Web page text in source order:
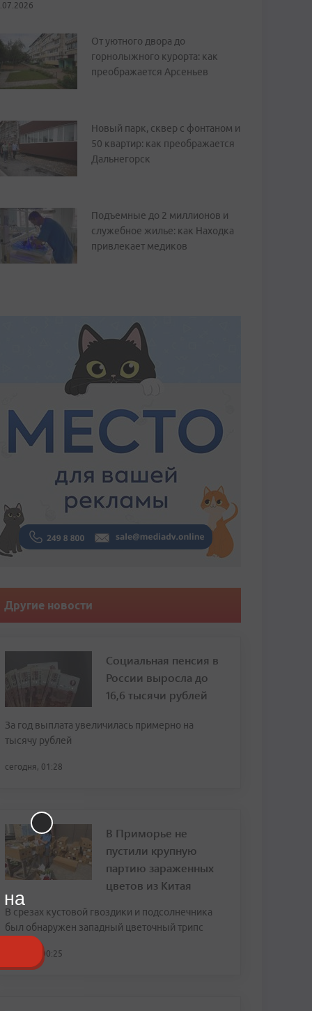
От уютного двора до
горнолыжного курорта: как
преображается Арсеньев
Новый парк, сквер с фонтаном и
50 квартир: как преображается
Дальнегорск
Подъемные до 2 миллионов и
служебное жилье: как Находка
привлекает медиков
Другие новости
Социальная пенсия в
России выросла до
16,6 тысячи рублей
За год выплата увеличилась примерно на
тысячу рублей
сегодня, 01:28
В Приморье не
пустили крупную
партию зараженных
цветов из Китая
В срезах кустовой гвоздики и подсолнечника
был обнаружен западный цветочный трипс
сегодня, 00:25